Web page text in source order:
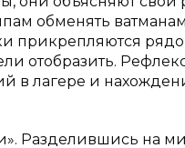
обменять
прикрепляются
отобразить.
в лагере и
Разделившись на